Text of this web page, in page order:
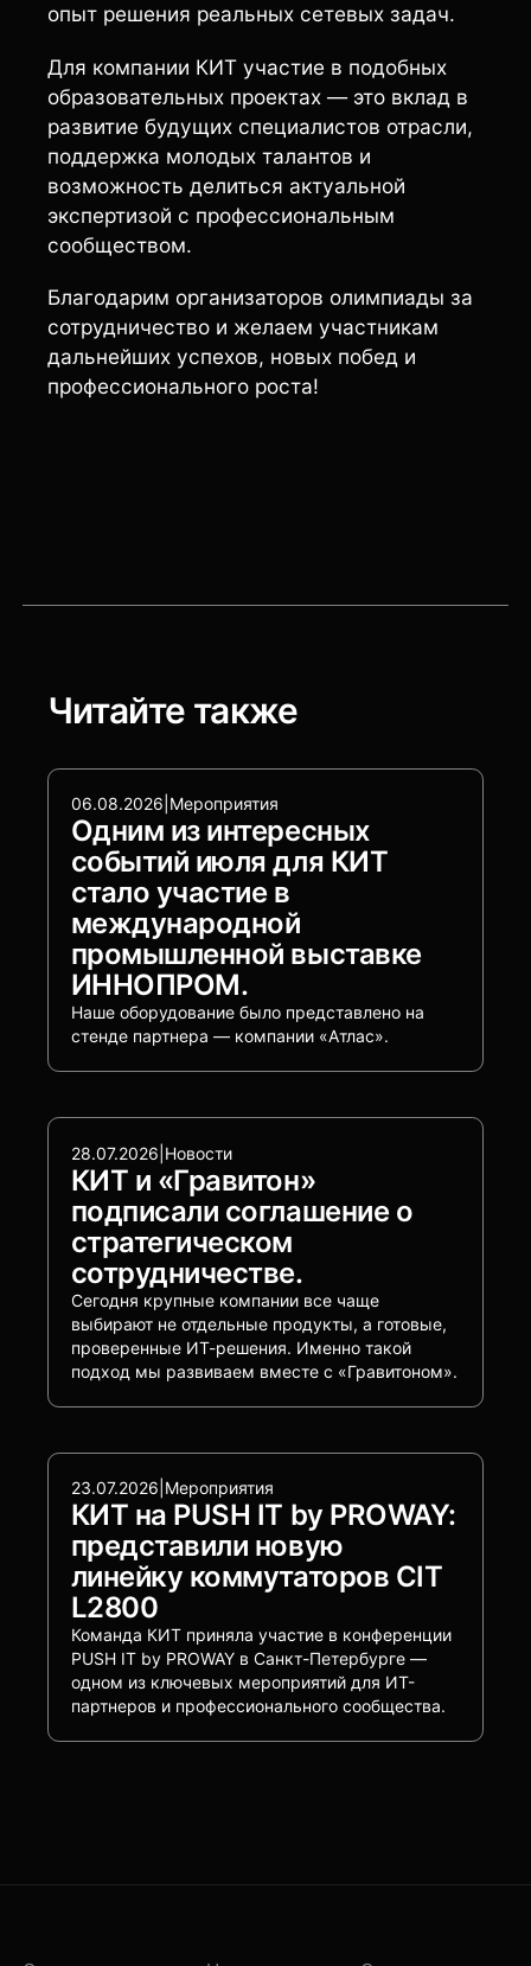
опыт решения реальных сетевых задач.
Для компании КИТ участие в подобных
образовательных проектах — это вклад в
развитие будущих специалистов отрасли,
поддержка молодых талантов и
возможность делиться актуальной
экспертизой с профессиональным
сообществом.
Благодарим организаторов олимпиады за
сотрудничество и желаем участникам
дальнейших успехов, новых побед и
профессионального роста!
Читайте также
06.08.2026 Мероприятия
Одним из интересных
событий июля для КИТ
стало участие в
международной
промышленной выставке
ИННОПРОМ.
Наше оборудование было представлено на
стенде партнера — компании «Атлас».
28.07.2026 Новости
КИТ и «Гравитон»
подписали соглашение о
стратегическом
сотрудничестве.
Сегодня крупные компании все чаще
выбирают не отдельные продукты, а готовые,
проверенные ИТ-решения. Именно такой
подход мы развиваем вместе с «Гравитоном».
23.07.2026 Мероприятия
КИТ на PUSH IT by PROWAY:
представили новую
линейку коммутаторов CIT
L2800
Команда КИТ приняла участие в конференции
PUSH IT by PROWAY в Санкт-Петербурге —
одном из ключевых мероприятий для ИТ-
партнеров и профессионального сообщества.